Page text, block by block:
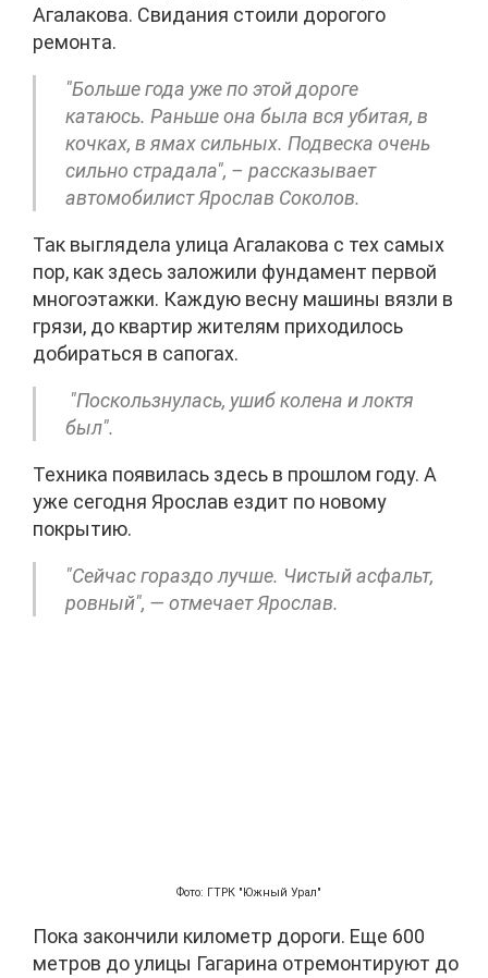
Агалакова. Свидания стоили дорогого
ремонта.
"Больше года уже по этой дороге
катаюсь. Раньше она была вся убитая, в
кочках, в ямах сильных. Подвеска очень
сильно страдала", – рассказывает
автомобилист Ярослав Соколов.
Так выглядела улица Агалакова с тех самых
пор, как здесь заложили фундамент первой
многоэтажки. Каждую весну машины вязли в
грязи, до квартир жителям приходилось
добираться в сапогах.
"Поскользнулась, ушиб колена и локтя
был".
Техника появилась здесь в прошлом году. А
уже сегодня Ярослав ездит по новому
покрытию.
"Сейчас гораздо лучше. Чистый асфальт,
ровный", — отмечает Ярослав.
Фото: ГТРК "Южный Урал"
Пока закончили километр дороги. Еще 600
метров до улицы Гагарина отремонтируют до